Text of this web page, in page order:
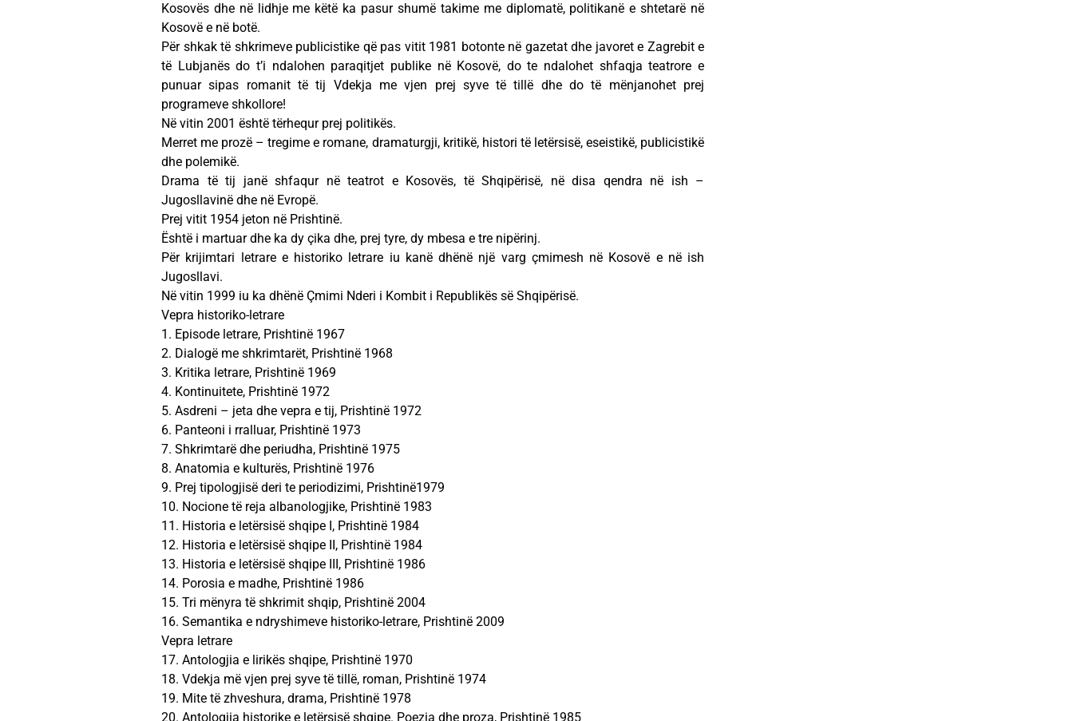
Kosovës dhe në lidhje me këtë ka pasur shumë takime me diplomatë, politikanë e shtetarë në
Kosovë e në botë.
Për shkak të shkrimeve publicistike që pas vitit 1981 botonte në gazetat dhe javoret e Zagrebit e
të Lubjanës do t’i ndalohen paraqitjet publike në Kosovë, do te ndalohet shfaqja teatrore e
punuar sipas romanit të tij Vdekja me vjen prej syve të tillë dhe do të mënjanohet prej
programeve shkollore!
Në vitin 2001 është tërhequr prej politikës.
Merret me prozë – tregime e romane, dramaturgji, kritikë, histori të letërsisë, eseistikë, publicistikë
dhe polemikë.
Drama të tij janë shfaqur në teatrot e Kosovës, të Shqipërisë, në disa qendra në ish –
Jugosllavinë dhe në Evropë.
Prej vitit 1954 jeton në Prishtinë.
Është i martuar dhe ka dy çika dhe, prej tyre, dy mbesa e tre nipërinj.
Për krijimtari letrare e historiko letrare iu kanë dhënë një varg çmimesh në Kosovë e në ish
Jugosllavi.
Në vitin 1999 iu ka dhënë Çmimi Nderi i Kombit i Republikës së Shqipërisë.
Vepra historiko-letrare
1. Episode letrare, Prishtinë 1967
2. Dialogë me shkrimtarët, Prishtinë 1968
3. Kritika letrare, Prishtinë 1969
4. Kontinuitete, Prishtinë 1972
5. Asdreni – jeta dhe vepra e tij, Prishtinë 1972
6. Panteoni i rralluar, Prishtinë 1973
7. Shkrimtarë dhe periudha, Prishtinë 1975
8. Anatomia e kulturës, Prishtinë 1976
9. Prej tipologjisë deri te periodizimi, Prishtinë1979
10. Nocione të reja albanologjike, Prishtinë 1983
11. Historia e letërsisë shqipe I, Prishtinë 1984
12. Historia e letërsisë shqipe II, Prishtinë 1984
13. Historia e letërsisë shqipe III, Prishtinë 1986
14. Porosia e madhe, Prishtinë 1986
15. Tri mënyra të shkrimit shqip, Prishtinë 2004
16. Semantika e ndryshimeve historiko-letrare, Prishtinë 2009
Vepra letrare
17. Antologjia e lirikës shqipe, Prishtinë 1970
18. Vdekja më vjen prej syve të tillë, roman, Prishtinë 1974
19. Mite të zhveshura, drama, Prishtinë 1978
20. Antologjia historike e letërsisë shqipe. Poezia dhe proza, Prishtinë 1985